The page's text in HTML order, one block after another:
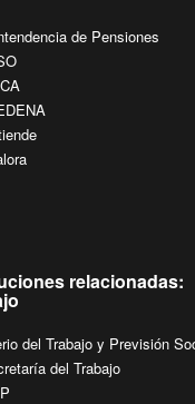
de Pensiones
relacionadas:
del Trabajo y Previsión
del Trabajo